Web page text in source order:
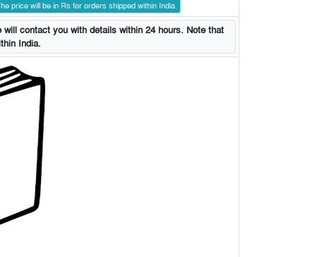
price will be in Rs for orders shipped within India.
contact you with details within 24 hours. Note that
India.